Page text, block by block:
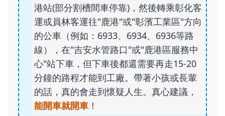
港站(部分割槽間車停靠)，然後轉乘彰化客
運或員林客運往"鹿港"或"彰濱工業區"方向
的公車（例如：6933、6934、6936等路
線），在"吉安水管路口"或"鹿港區服務中
心"站下車，但下車後都還需要再走15-20
分鐘的路程才能到工廠。帶著小孩或長輩
的話，真的會走到懷疑人生。真心建議，
能開車就開車 ！